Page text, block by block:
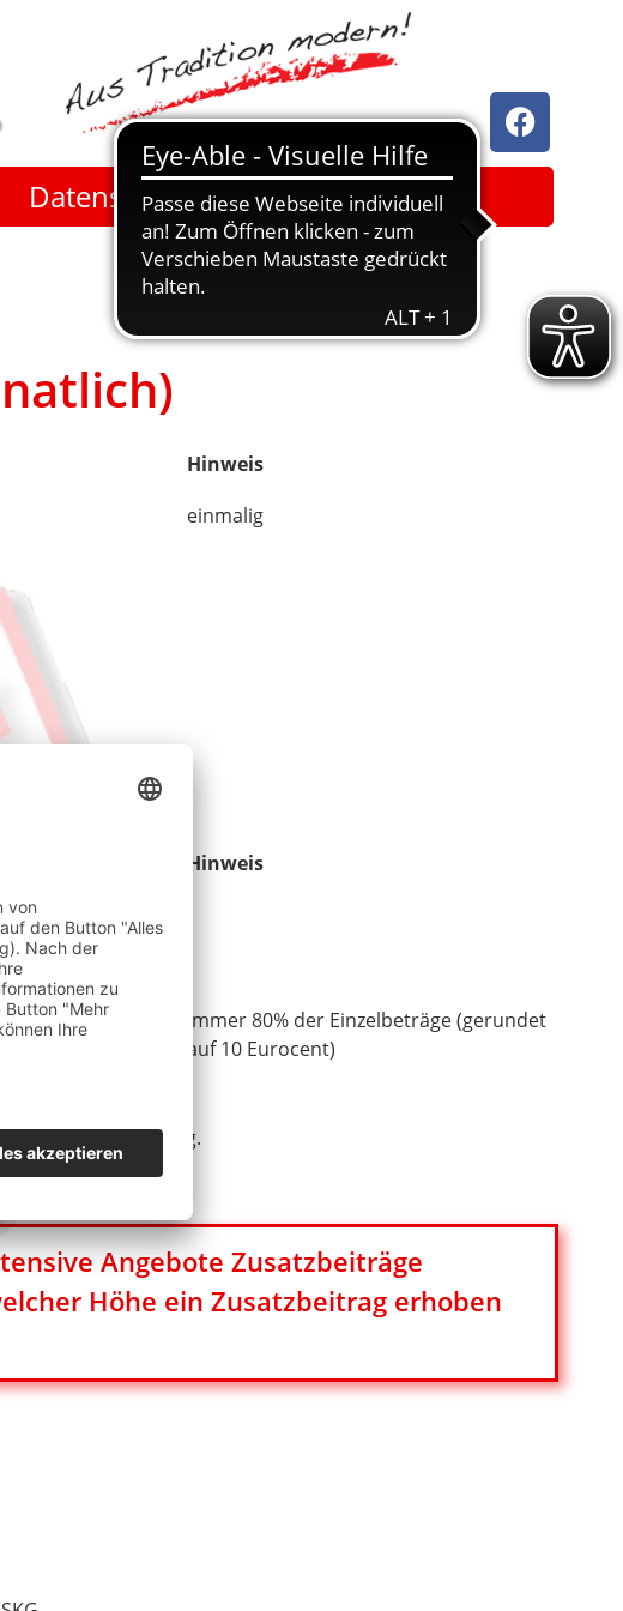
Datenschutz Kontakt
Hinweis
einmalig
Hinweis
immer 80% der Einzelbeträge (gerundet
auf 10 Eurocent)
den Familienbeitrag.
Angebote Zusatzbeiträge
Höhe ein Zusatzbeitrag erhoben